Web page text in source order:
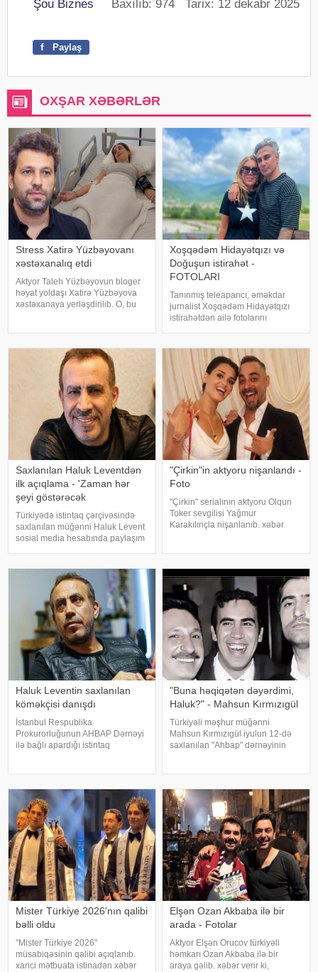
Şou Biznes Baxılıb: 974 Tarix: 12 dekabr 2025
f Paylaş
OXŞAR XƏBƏRLƏR
Stress Xatirə Yüzbəyovanı
xəstəxanalıq etdi
Aktyor Taleh Yüzbəyovun bloger
həyat yoldaşı Xatirə Yüzbəyova
xəstəxanaya yerləşdirilib. O, bu
qidalandım, nə düzgün yatdım.
Xoşqədəm Hidayətqızı və
Doğuşun istirahət -
FOTOLARI
Tanınmış teleaparıcı, əməkdar
jurnalist Xoşqədəm Hidayətqızı
istirahətdən ailə fotolarını
başlığını yazıb. Fotolar böyük
maraqla qarşılanıb. Həmi
Saxlanılan Haluk Leventdən
ilk açıqlama - 'Zaman hər
şeyi göstərəcək
Türkiyədə istintaq çərçivəsində
saxlanılan müğənni Haluk Levent
sosial media hesabında paylaşım
mətbuatına istinadən xəbər verir
ki, Levent şəxsi həyatı ilə Ahba
"Çirkin"in aktyoru nişanlandı -
Foto
"Çirkin" serialının aktyoru Olqun
Toker sevgilisi Yağmur
Karakılınçla nişanlanıb. xəbər
Polatoğulları və Mustaf
Haluk Leventin saxlanılan
köməkçisi danışdı
İstanbul Respublika
Prokurorluğunun AHBAP Dərnəyi
ilə bağlı apardığı istintaq
yerli KİV-in məlumatına görə,
Haluk Leventin köməkçis
"Buna həqiqətən dəyərdimi,
Haluk?" - Mahsun Kırmızıgül
Türkiyəli məşhur müğənni
Mahsun Kırmızıgül iyulun 12-də
saxlanılan "Ahbap" dərnəyinin
hesabında bir zamanlar ən yaxı
Mister Türkiye 2026'nın qalibi
bəlli oldu
"Mister Türkiye 2026"
müsabiqəsinin qalibi açıqlanıb.
xarici mətbuata istinadən xəbər
Elşən Ozan Akbaba ilə bir
arada - Fotolar
Aktyor Elşən Orucov türkiyəli
həmkarı Ozan Akbaba ilə bir
araya gəlib. xəbər verir ki,